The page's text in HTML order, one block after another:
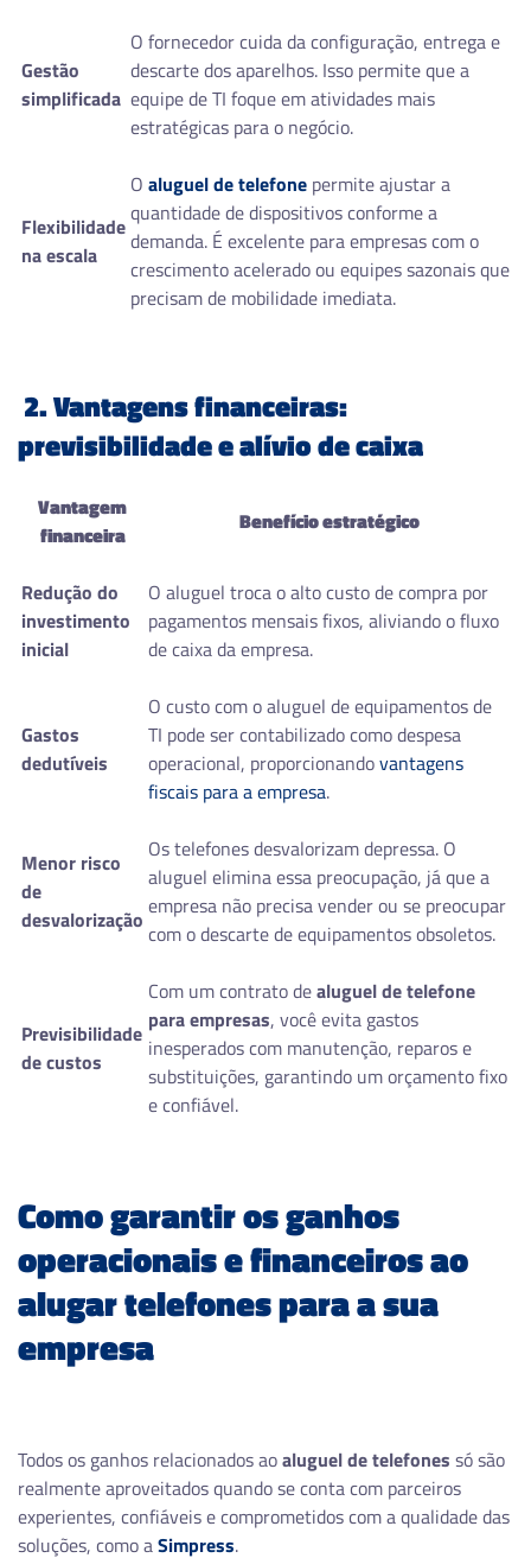
Gestão
simplificada
O fornecedor cuida da configuração, entrega e
descarte dos aparelhos. Isso permite que a
equipe de TI foque em atividades mais
estratégicas para o negócio.
Flexibilidade
na escala
O aluguel de telefone permite ajustar a
quantidade de dispositivos conforme a
demanda. É excelente para empresas com o
crescimento acelerado ou equipes sazonais que
precisam de mobilidade imediata.
2. Vantagens financeiras:
previsibilidade e alívio de caixa
Vantagem
financeira
Benefício estratégico
Redução do
investimento
inicial
O aluguel troca o alto custo de compra por
pagamentos mensais fixos, aliviando o fluxo
de caixa da empresa.
Gastos
dedutíveis
O custo com o aluguel de equipamentos de
TI pode ser contabilizado como despesa
operacional, proporcionandovantagens
fiscais para a empresa.
Menor risco
de
desvalorização
Os telefones desvalorizam depressa. O
aluguel elimina essa preocupação, já que a
empresa não precisa vender ou se preocupar
com o descarte de equipamentos obsoletos.
Previsibilidade
de custos
Com um contrato dealuguel de telefone
para empresas, você evita gastos
inesperados com manutenção, reparos e
substituições, garantindo um orçamento fixo
e confiável.
Como garantir os ganhos
operacionais e financeiros ao
alugar telefones para a sua
empresa
Todos os ganhos relacionados aoaluguel de telefones só são
realmente aproveitados quando se conta com parceiros
experientes, confiáveis e comprometidos com a qualidade das
soluções, como aSimpress.